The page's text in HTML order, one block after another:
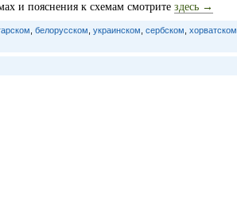
и пояснения к схемам смотрите здесь →
белорусском украинском сербском хорватском